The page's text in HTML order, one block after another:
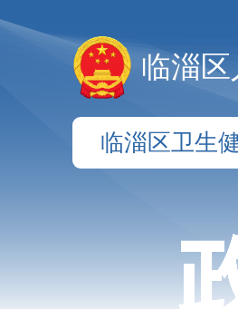
临淄
临淄区卫生